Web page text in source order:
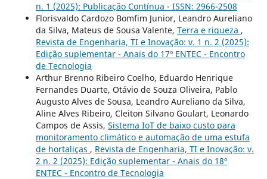
n. 1 (2025): Publicação Contínua - ISSN: 2966-2508
Florisvaldo Cardozo Bomfim Junior, Leandro Aureliano
da Silva, Mateus de Sousa Valente, Terra e riqueza ,
Revista de Engenharia, TI e Inovação: v. 1 n. 2 (2025):
Edição suplementar - Anais do 17º ENTEC - Encontro
de Tecnologia
Arthur Brenno Ribeiro Coelho, Eduardo Henrique
Fernandes Duarte, Otávio de Souza Oliveira, Pablo
Augusto Alves de Sousa, Leandro Aureliano da Silva,
Aline Alves Ribeiro, Cleiton Silvano Goulart, Leonardo
Campos de Assis, Sistema IoT de baixo custo para
monitoramento climático e automação de uma estufa
de hortaliças , Revista de Engenharia, TI e Inovação: v.
2 n. 2 (2025): Edição suplementar - Anais do 18º
ENTEC - Encontro de Tecnologia